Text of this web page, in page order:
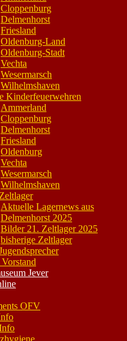
Cloppenburg
Delmenhorst
Friesland
Oldenburg-Land
Oldenburg-Stadt
Vechta
Wesermarsch
Wilhelmshaven
Kinderfeuerwehren
Ammerland
Cloppenburg
Delmenhorst
Friesland
Oldenburg
Vechta
Wesermarsch
Wilhelmshaven
Aktuelle Lagernews aus
Delmenhorst 2025
Bilder 21. Zeltlager 2025
bisherige Zeltlager
Jever
OFV